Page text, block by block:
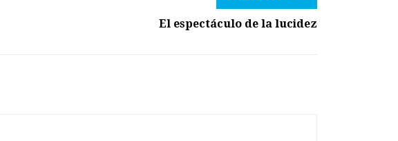
El espectáculo de la lucidez